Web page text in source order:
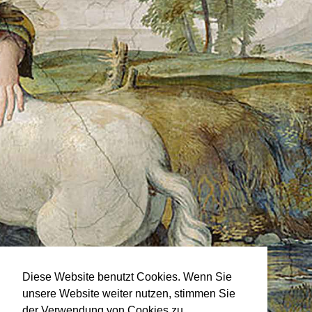
Diese Website benutzt Cookies. Wenn Sie
unsere Website weiter nutzen, stimmen Sie